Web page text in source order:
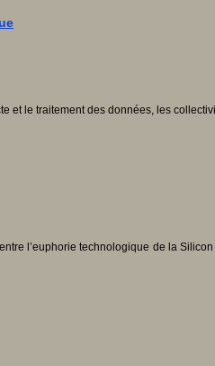
le traitement des données, les
l’euphorie technologique de la